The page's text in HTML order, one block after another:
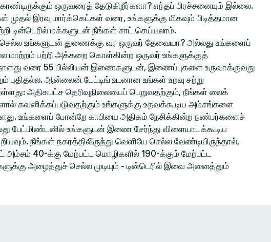
ஒருவரைத் தேடுகிறீர்களா? எந்தப் பிரச்சனையும் இல்லை.
இரவு மார்க்கெட்கள் வரை, உங்களுக்கு மிகவும் பிடித்தமான
டின்டெரில் மக்களுடன் நீங்கள் சாட் செய்யலாம்.
செல்ல உங்களுடன் துணைக்கு வர ஒருவர் தேவையா? அல்லது உங்களைப்
மாற்றம் பற்றி அக்கறை கொள்கின்ற ஒருவர் உங்களுக்குத்
வரை 55 பில்லியன் இணைகளுடன், இணைப்புகளை உருவாக்குவது
புதிதல்ல. ஆன்லைன் டேட்டிங் உடனான உங்கள் உறவு சற்று
அதிகபட்ச தெரிவுநிலையைப் பெறுவதற்கும், நீங்கள் லைக்
கவனிக்கப்படுவதற்கும் உங்களுக்கு உதவக்கூடிய அம்சங்களை
உங்களைப் போன்றே காபியை அதிகம் நேசிக்கின்ற நண்பர்களைச்
பேட்மிண்டனில் உங்களுடன் இணை சேர்ந்து விளையாடக்கூடிய
நீங்கள் நகரத்திலிருந்து வெளியே செல்ல வேண்டியிருந்தால்,
40-க்கு மேற்பட்ட மொழிகளில் 190-க்கும் மேற்பட்ட
அழைத்துச் செல்ல முடியும் - டின்டெரில் இவை அனைத்தும்